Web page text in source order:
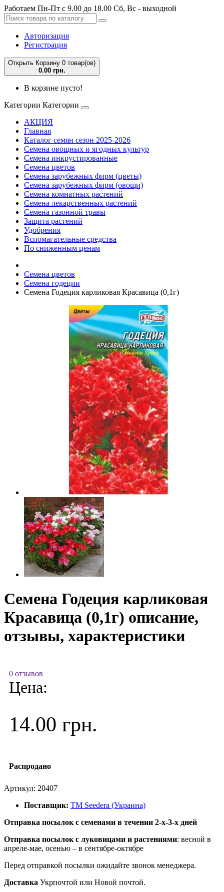
Работаем Пн-Пт с 9.00 до 18.00 Сб, Вс - выходной
Авторизация
Регистрация
Открыть Корзину 0 товар(ов)
0.00 грн.
В корзине пусто!
Категории Категории
АКЦИЯ
Главная
Каталог семян сезон 2025-2026
Семена овощных и ягодных культур
Семена инкрустированные
Семена цветов
Семена зарубежных фирм (цветы)
Семена зарубежных фирм (овощи)
Семена комнатных растений
Семена лекарственных растений
Семена газонной травы
Защита растений
Удобрения
Вспомагательные средства
По сниженным ценам
Семена цветов
Семена годеции
Семена Годеция карликовая Красавица (0,1г)
Семена Годеция карликовая
Красавица (0,1г) описание,
отзывы, характеристики
0 отзывов
Цена:
14.00 грн.
Распродано
Артикул: 20407
Поставщик: ТМ Seedera (Украина)
Отправка посылок с семенами в течении 2-х-3-х дней
Отправка посылок с луковицами и растениями: весной в
апреле-мае, осенью – в сентябре-октябре
Перед отправкой посылки ожидайте звонок менеджера.
Доставка Укрпочтой или Новой почтой.